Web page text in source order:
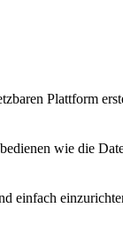
Plattform
wie die
einfach